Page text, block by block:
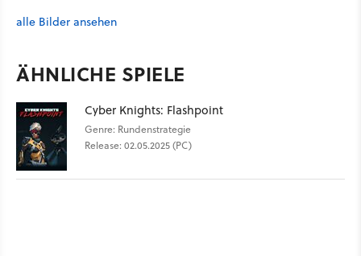
alle Bilder ansehen
ÄHNLICHE SPIELE
Cyber Knights: Flashpoint
Genre: Rundenstrategie
Release: 02.05.2025 (PC)